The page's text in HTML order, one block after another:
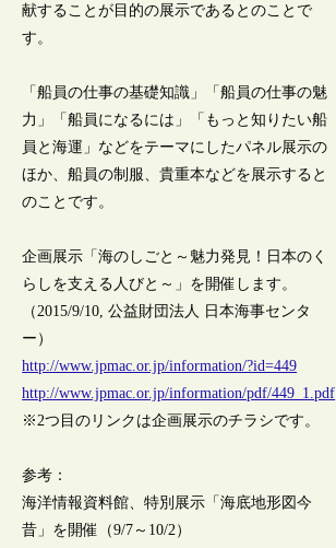
献することが目的の展示であるとのことで
す。
「船員の仕事の基礎知識」「船員の仕事の魅
力」「船員になるには」「もっと知りたい船
員と海運」などをテーマにしたパネル展示の
ほか、船員の制服、貴重本などを展示すると
のことです。
企画展示「海のしごと～魅力発見！日本のく
らしを支える人びと～」を開催します。
（2015/9/10, 公益財団法人 日本海事センタ
ー）
http://www.jpmac.or.jp/information/?id=449
http://www.jpmac.or.jp/information/pdf/449_1.pdf
※2つ目のリンクは企画展示のチラシです。
参考：
海洋情報資料館、特別展示「海底地形図今
昔」を開催（9/7～10/2）